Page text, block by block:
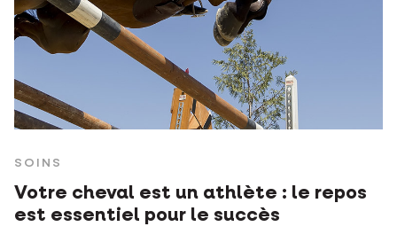
SOINS
Votre cheval est un athlète : le repos
est essentiel pour le succès